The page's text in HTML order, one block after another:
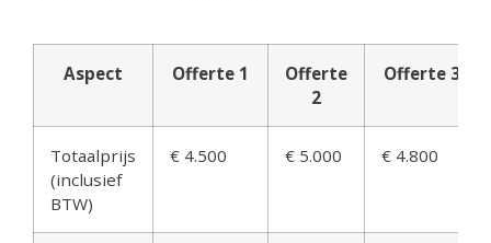
Aspect Offerte 1
Offerte
2
Offerte 3
Totaalprijs
(inclusief
BTW)
€ 4.500 € 5.000 € 4.800